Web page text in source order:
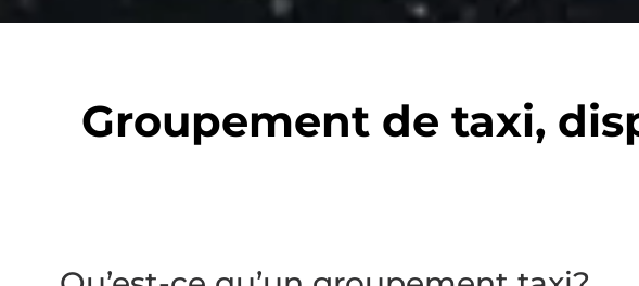
Groupement de taxi,